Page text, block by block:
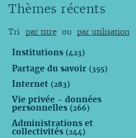
Thèmes récents
Tri par titre ou par utilisation
Institutions (423)
Partage du savoir (355)
Internet (283)
Vie privée - données
personnelles (266)
Administrations et
collectivités (244)